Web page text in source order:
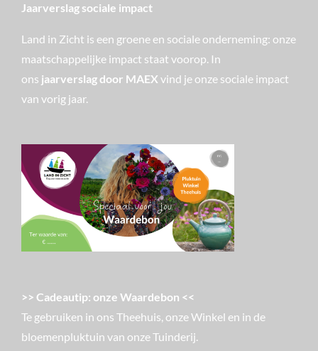
Jaarverslag sociale impact
Land in Zicht is een groene en sociale onderneming: onze
maatschappelijke impact staat voorop. In
ons jaarverslag door MAEX vind je onze sociale impact
van vorig jaar.
>> Cadeautip: onze Waardebon <<
Te gebruiken in ons Theehuis, onze Winkel en in de
bloemenpluktuin van onze Tuinderij.